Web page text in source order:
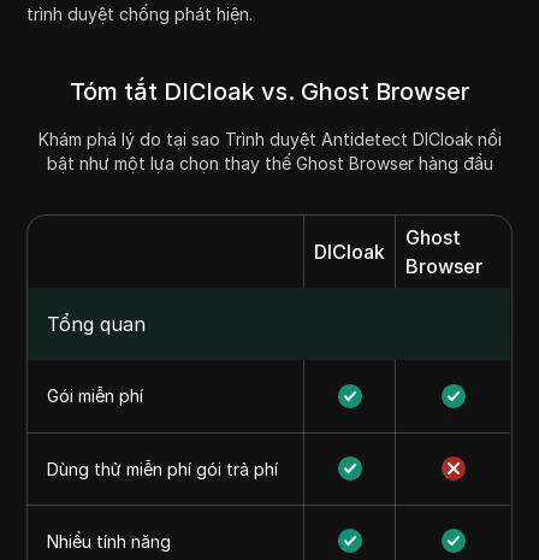
trình duyệt chống phát hiện.
Tóm tắt DICloak vs. Ghost Browser
Khám phá lý do tại sao Trình duyệt Antidetect DICloak nổi
bật như một lựa chọn thay thế Ghost Browser hàng đầu
DICloak
Ghost
Browser
Tổng quan
Gói miễn phí
Dùng thử miễn phí gói trả phí
Nhiều tính năng